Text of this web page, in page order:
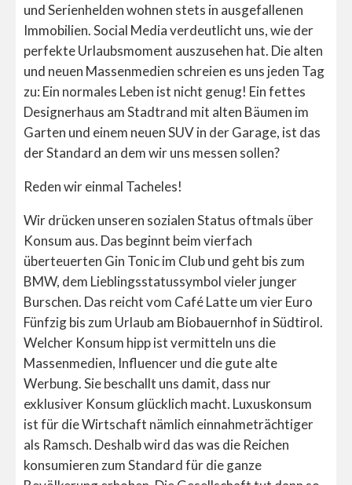
und Serienhelden wohnen stets in ausgefallenen
Immobilien. Social Media verdeutlicht uns, wie der
perfekte Urlaubsmoment auszusehen hat. Die alten
und neuen Massenmedien schreien es uns jeden Tag
zu: Ein normales Leben ist nicht genug! Ein fettes
Designerhaus am Stadtrand mit alten Bäumen im
Garten und einem neuen SUV in der Garage, ist das
der Standard an dem wir uns messen sollen?
Reden wir einmal Tacheles!
Wir drücken unseren sozialen Status oftmals über
Konsum aus. Das beginnt beim vierfach
überteuerten Gin Tonic im Club und geht bis zum
BMW, dem Lieblingsstatussymbol vieler junger
Burschen. Das reicht vom Café Latte um vier Euro
Fünfzig bis zum Urlaub am Biobauernhof in Südtirol.
Welcher Konsum hipp ist vermitteln uns die
Massenmedien, Influencer und die gute alte
Werbung. Sie beschallt uns damit, dass nur
exklusiver Konsum glücklich macht. Luxuskonsum
ist für die Wirtschaft nämlich einnahmeträchtiger
als Ramsch. Deshalb wird das was die Reichen
konsumieren zum Standard für die ganze